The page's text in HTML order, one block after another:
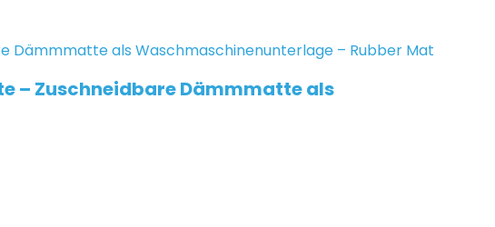
– Zuschneidbare Dämmmatte als